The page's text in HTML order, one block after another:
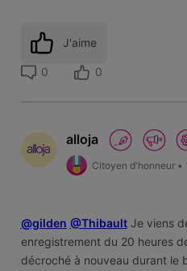
J'aime
0 0
alloja
Citoyen d'honneur •
@gilden @ThibaultJe viens
enregistrement du 20 heures
décroché à nouveau durant le